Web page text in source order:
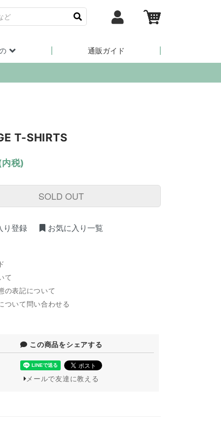
通販ガイド
T-SHIRTS
税)
SOLD OUT
り登録 お気に入り一覧
て
の表記について
ついて問い合わせる
この商品をシェアする
メールで友達に教える